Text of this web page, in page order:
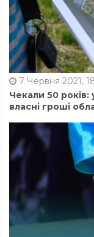
7 Червня 2021,
Чекали 50 років:
власні гроші